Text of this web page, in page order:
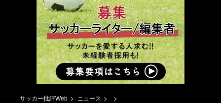
サッカー批評Web
ニュース